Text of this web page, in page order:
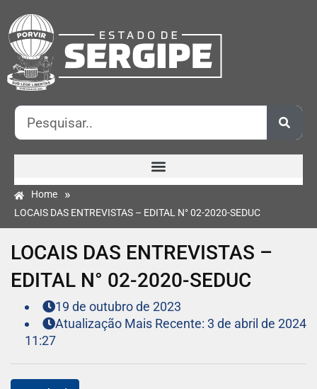
Home »
LOCAIS DAS ENTREVISTAS – EDITAL N° 02-2020-SEDUC
LOCAIS DAS ENTREVISTAS –
EDITAL N° 02-2020-SEDUC
19 de outubro de 2023
Atualização Mais Recente: 3 de abril de 2024
11:27